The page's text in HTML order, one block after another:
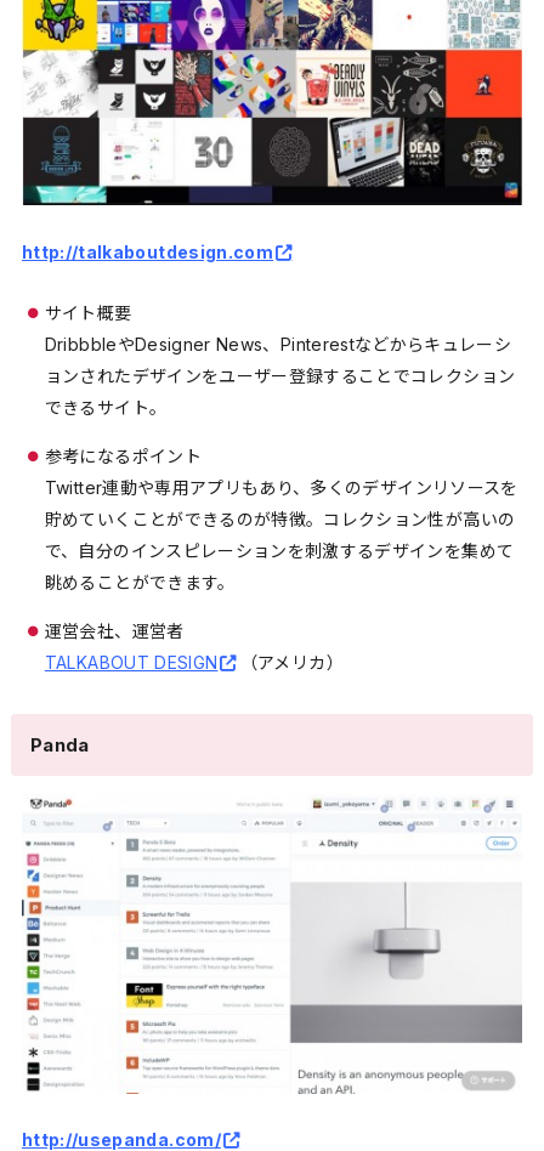
http://talkaboutdesign.com
サイト概要
DribbbleやDesigner News、Pinterestなどからキュレーシ
ョンされたデザインをユーザー登録することでコレクション
できるサイト。
参考になるポイント
Twitter連動や専用アプリもあり、多くのデザインリソースを
貯めていくことができるのが特徴。コレクション性が高いの
で、自分のインスピレーションを刺激するデザインを集めて
眺めることができます。
運営会社、運営者
TALKABOUT DESIGN
（アメリカ）
Panda
http://usepanda.com/